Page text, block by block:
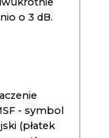
o 3 dB.
- symbol
(płatek